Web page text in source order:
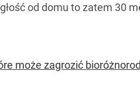
od domu to zatem 30
może zagrozić